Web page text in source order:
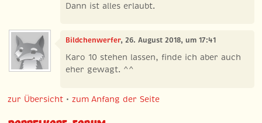
Dann ist alles erlaubt.
Bildchenwerfer, 26. August 2018, um 17:41
Karo 10 stehen lassen, finde ich aber auch
eher gewagt. ^^
zur Übersicht •zum Anfang der Seite